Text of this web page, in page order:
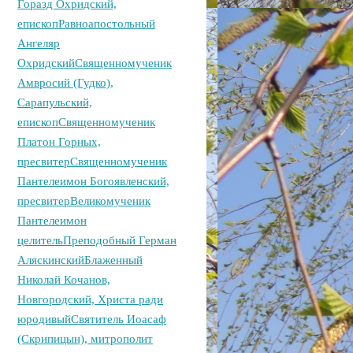
Горазд Охридский,
епископРавноапостольный
Ангеляр
ОхридскийСвященномученик
Амвросий (Гудко),
Сарапульский,
епископСвященномученик
Платон Горных,
пресвитерСвященномученик
Пантелеимон Богоявленский,
пресвитерВеликомученик
Пантелеимон
целительПреподобный Герман
АляскинскийБлаженный
Николай Кочанов,
Новгородский, Христа ради
юродивыйСвятитель Иоасаф
(Скрипицын), митрополит